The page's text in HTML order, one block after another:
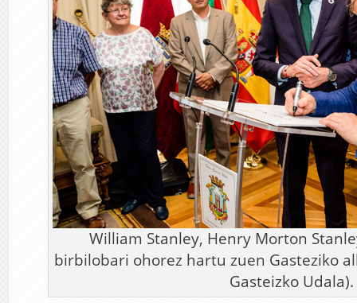
William Stanley, Henry Morton
birbilobari ohorez hartu zuen Gasteziko
Gasteizko Udala).